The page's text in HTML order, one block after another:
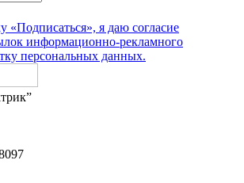
«Подписаться», я даю согласие
информационно-рекламного
персональных данных.